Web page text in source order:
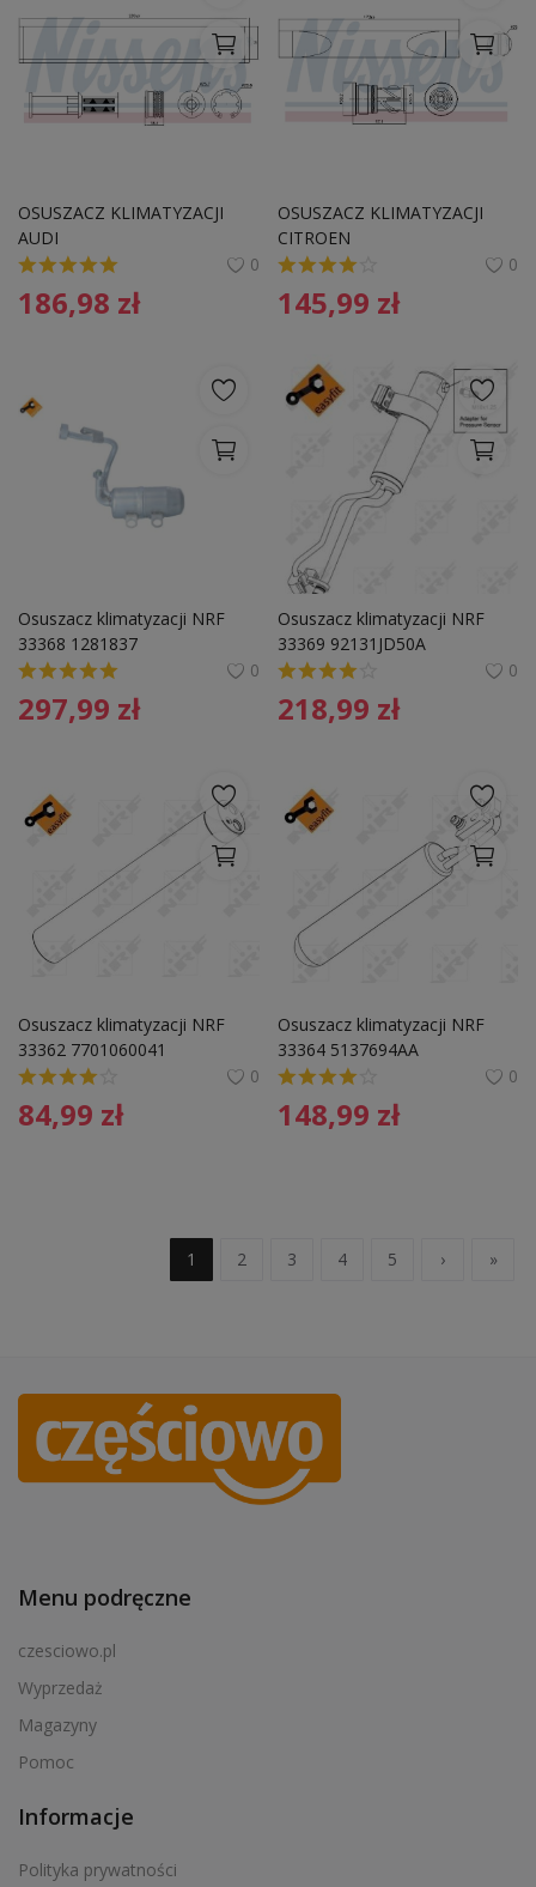
OSUSZACZ KLIMATYZACJI
AUDI
0
186,98 zł
OSUSZACZ KLIMATYZACJI
CITROEN
0
145,99 zł
Osuszacz klimatyzacji NRF
33368 1281837
0
297,99 zł
Osuszacz klimatyzacji NRF
33369 92131JD50A
0
218,99 zł
Osuszacz klimatyzacji NRF
33362 7701060041
0
84,99 zł
Osuszacz klimatyzacji NRF
33364 5137694AA
0
148,99 zł
1 2 3 4 5 › »
Menu podręczne
czesciowo.pl
Wyprzedaż
Magazyny
Pomoc
Informacje
Polityka prywatności